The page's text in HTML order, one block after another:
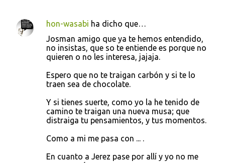
hon-wasabi ha dicho que…
Josman amigo que ya te hemos entendido,
no insistas, que so te entiende es porque no
quieren o no les interesa, jajaja.
Espero que no te traigan carbón y si te lo
traen sea de chocolate.
Y si tienes suerte, como yo la he tenido de
camino te traigan una nueva musa; que
distraiga tu pensamientos, y tus momentos.
Como a mi me pasa con ... .
En cuanto a Jerez pase por allí y yo no me